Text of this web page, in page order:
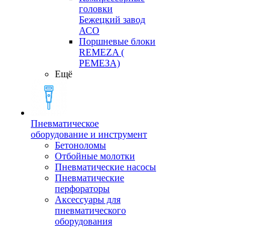
головки
Бежецкий завод
АСО
Поршневые блоки
REMEZA (
РЕМЕЗА)
Ещё
Пневматическое
оборудование и инструмент
Бетоноломы
Отбойные молотки
Пневматические насосы
Пневматические
перфораторы
Аксессуары для
пневматического
оборудования